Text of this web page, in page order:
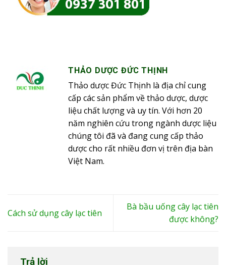
THẢO DƯỢC ĐỨC THỊNH
Thảo dược Đức Thịnh là địa chỉ cung
cấp các sản phẩm về thảo dược, dược
liệu chất lượng và uy tín. Với hơn 20
năm nghiên cứu trong ngành dược liệu
chúng tôi đã và đang cung cấp thảo
dược cho rất nhiều đơn vị trên địa bàn
Việt Nam.
Cách sử dụng cây lạc tiên
Bà bầu uống cây lạc tiên
được không?
Trả lời